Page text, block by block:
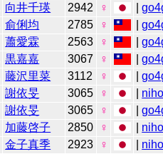
向井千瑛 2942 ♀ |
俞俐均 2785 ♀ |
蕭愛霖 2563 ♀ |
黒嘉嘉 3067 ♀ |
藤沢里菜 3112 ♀ |
謝依旻 3065 ♀
謝依旻 3065 ♀ |
加藤啓子 2850 ♀
金子真季 2923 ♀